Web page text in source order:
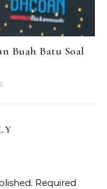
Buah Batu Soal
Required